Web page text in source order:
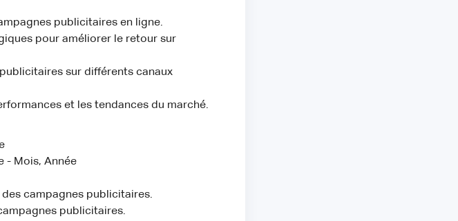
publicitaires en ligne.
pour améliorer le retour sur
sur différents canaux
et les tendances du marché.
- Mois, Année
campagnes publicitaires.
publicitaires.